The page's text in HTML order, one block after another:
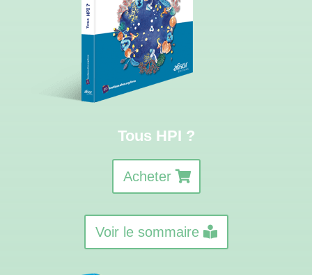
Tous HPI ?
Acheter
Voir le sommaire